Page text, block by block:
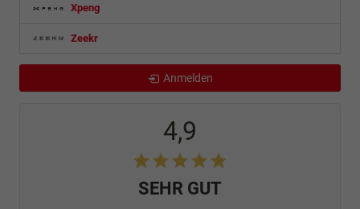
Xpeng
Zeekr
Anmelden
4,9
SEHR GUT